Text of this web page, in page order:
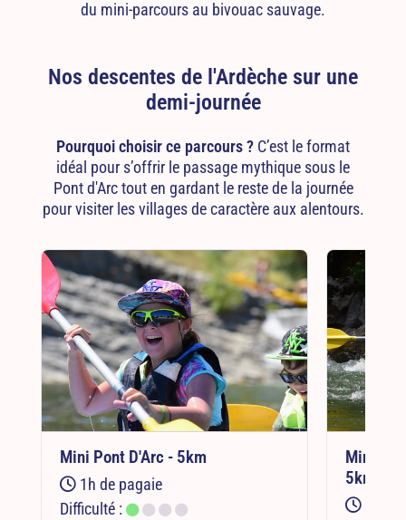
du mini-parcours au bivouac sauvage.
Nos descentes de l'Ardèche sur une
demi-journée
Pourquoi choisir ce parcours ? C’est le format
idéal pour s’offrir le passage mythique sous le
Pont d'Arc tout en gardant le reste de la journée
pour visiter les villages de caractère aux alentours.
Mini Pont D'Arc - 5km
1h de pagaie
Difficulté :
Mini
5km